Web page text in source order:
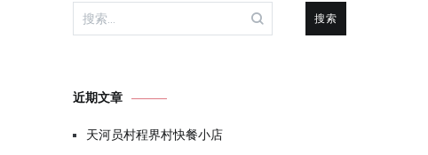
搜
索：
近期文章
天河员村程界村快餐小店